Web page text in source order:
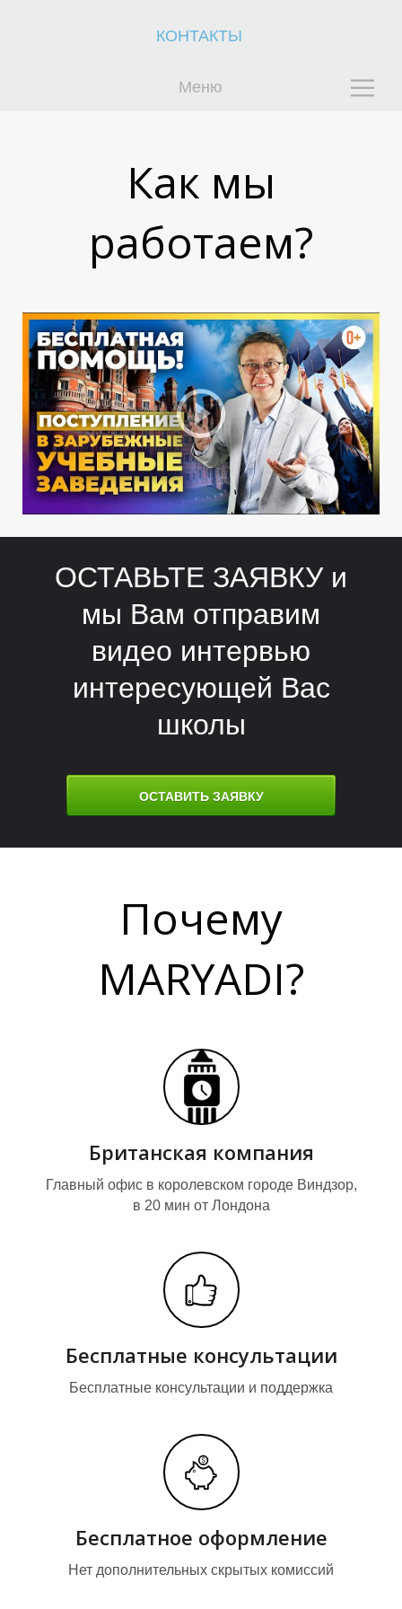
И
Д
Е
О
КОНТАКТЫ
Меню
И
Д
Е
О
Как мы
работаем?
ОСТАВЬТЕ ЗАЯВКУ и
мы Вам отправим
видео интервью
интересующей Вас
школы
ОСТАВИТЬ ЗАЯВКУ
Почему
MARYADI?
Британская компания
Главный офис в королевском городе Виндзор,
в 20 мин от Лондона
Бесплатные консультации
Бесплатные консультации и поддержка
Бесплатное оформление
Нет дополнительных скрытых комиссий